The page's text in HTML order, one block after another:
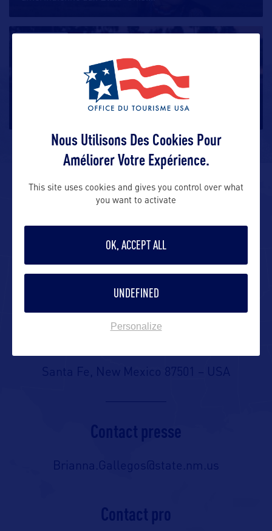
Le golf au Nouveau Mexique
ALLEZ PLUS LOIN
ADRESSES
Santa Fe, New Mexico 87501 – USA
Contact presse
Brianna.Gallegos@state.nm.us
Contact pro
Nous Utilisons Des Cookies Pour
Améliorer Votre Expérience.
This site uses cookies and gives you control over what
you want to activate
OK, ACCEPT ALL
UNDEFINED
Personalize